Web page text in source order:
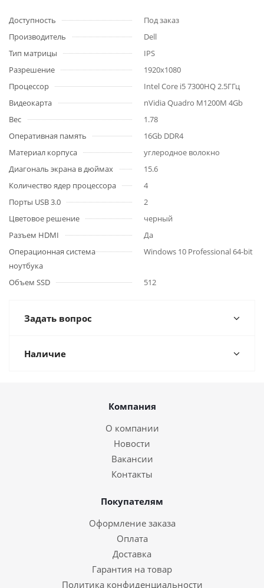
Доступность
Под заказ
Производитель
Dell
Тип матрицы
IPS
Разрешение
1920x1080
Процессор
Intel Core i5 7300HQ 2.5ГГц
Видеокарта
nVidia Quadro M1200M 4Gb
Вес
1.78
Оперативная память
16Gb DDR4
Материал корпуса
углеродное волокно
Диагональ экрана в дюймах
15.6
Количество ядер процессора
4
Порты USB 3.0
2
Цветовое решение
черный
Разъем HDMI
Да
Операционная система
ноутбука
Windows 10 Professional 64-bit
Объем SSD 512
Задать вопрос
Наличие
Компания
О компании
Новости
Вакансии
Контакты
Покупателям
Оформление заказа
Оплата
Доставка
Гарантия на товар
Политика конфиденциальности